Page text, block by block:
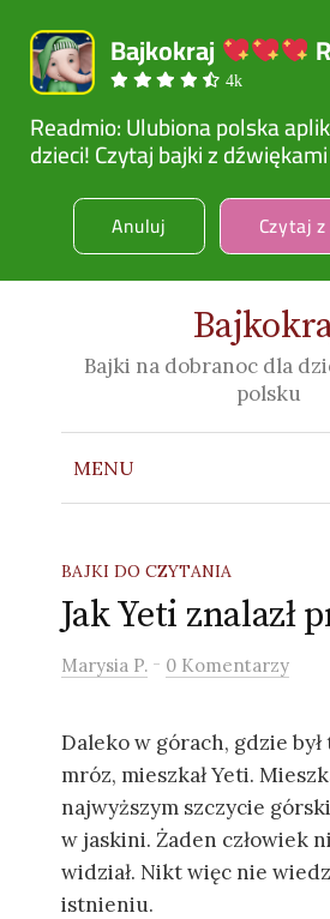
Bajkokraj
4k
Readmio: Ulubiona polska
dzieci! Czytaj bajki z dźwiękami
Czytaj
Anuluj
Bajki na dobranoc dla
polsku
MENU
BAJKI DO CZYTANIA
Jak Yeti znalazł
Marysia P. - 0 Komentarzy
Daleko w górach, gdzie
mróz, mieszkał Yeti.
najwyższym szczycie
w jaskini. Żaden człowiek
widział. Nikt więc nie
istnieniu.